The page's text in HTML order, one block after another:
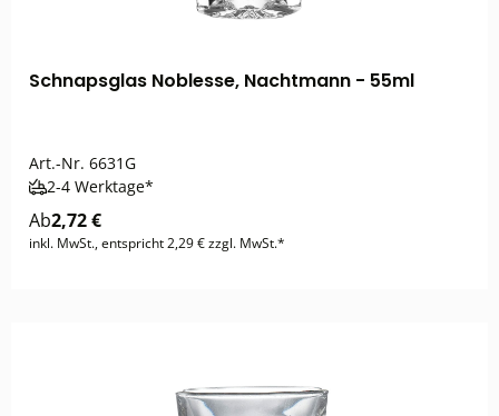
Schnapsglas Noblesse, Nachtmann - 55ml
Art.-Nr. 6631G
2-4 Werktage*
Ab2,72 €
inkl. MwSt., entspricht 2,29 € zzgl. MwSt.*